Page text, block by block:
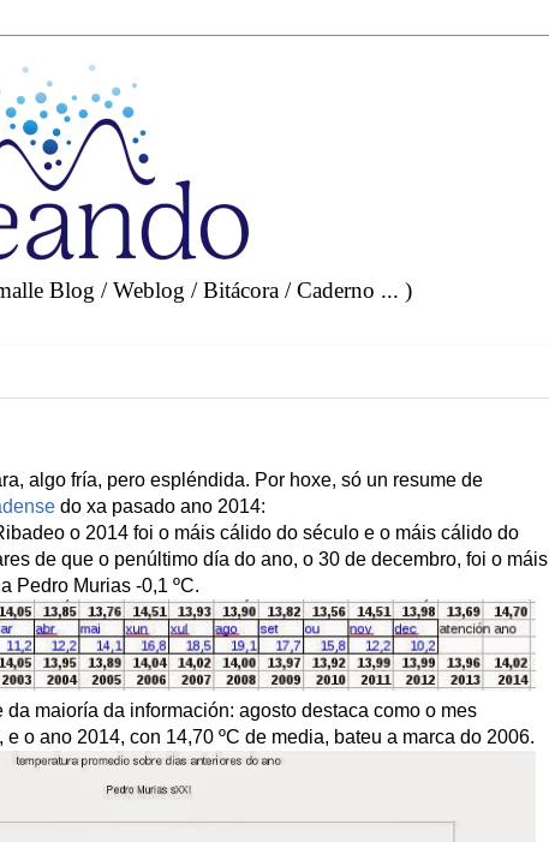
Blog / Weblog / Bitácora / Caderno ... )
algo fría, pero espléndida. Por hoxe, só un resume de
do xa pasado ano 2014:
o 2014 foi o máis cálido do século e o máis cálido do
de que o penúltimo día do ano, o 30 de decembro, foi o máis
Pedro Murias -0,1 ºC.
da maioría da información: agosto destaca como o mes
o ano 2014, con 14,70 ºC de media, bateu a marca do 2006.